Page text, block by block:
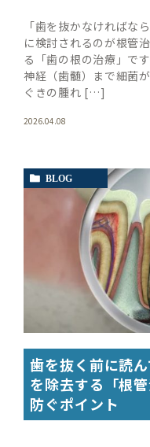
「歯を抜かなければな
に検討されるのが根管
る「歯の根の治療」で
神経（歯髄）まで細菌
ぐきの腫れ […]
2026.04.08
BLOG
歯を抜く前に読
を除去する「根
防ぐポイント